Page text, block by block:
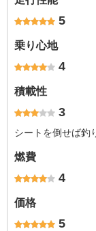
5
乗り心地
4
積載性
3
シートを倒せば釣
燃費
4
価格
5